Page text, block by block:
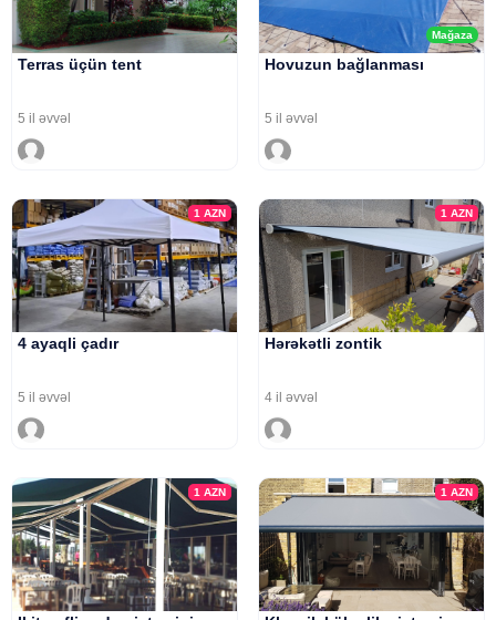
Terras üçün tent
5 il əvvəl
Mağaza
Hovuzun bağlanması
5 il əvvəl
1AZN
4 ayaqli çadır
5 il əvvəl
1 AZN
Hərəkətli zontik
4 il əvvəl
1AZN 1 AZN